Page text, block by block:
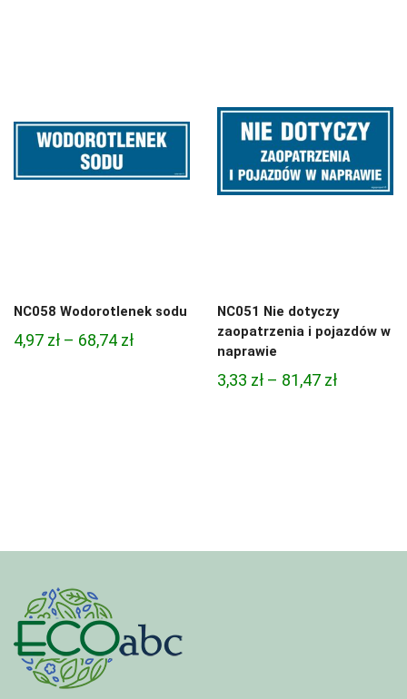
81,47 zł
NC058 Wodorotlenek sodu
4,97 zł – 68,74 złZakres
NC051 Nie dotyczy
zaopatrzenia i pojazdów w
naprawie
3,33 zł – 81,47 złZakres